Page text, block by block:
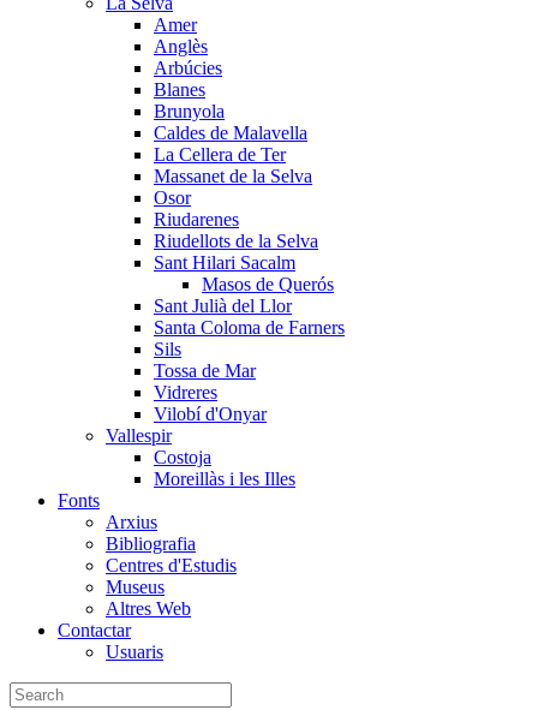
Amer
Anglès
Arbúcies
Blanes
Brunyola
Caldes de Malavella
La Cellera de Ter
Massanet de la Selva
Osor
Riudarenes
Riudellots de la Selva
Sant Hilari Sacalm
Masos de Querós
Sant Julià del Llor
Santa Coloma de Farners
Sils
Tossa de Mar
Vidreres
Vilobí d'Onyar
Vallespir
Costoja
Moreillàs i les Illes
Fonts
Arxius
Bibliografia
Centres d'Estudis
Museus
Altres Web
Contactar
Usuaris